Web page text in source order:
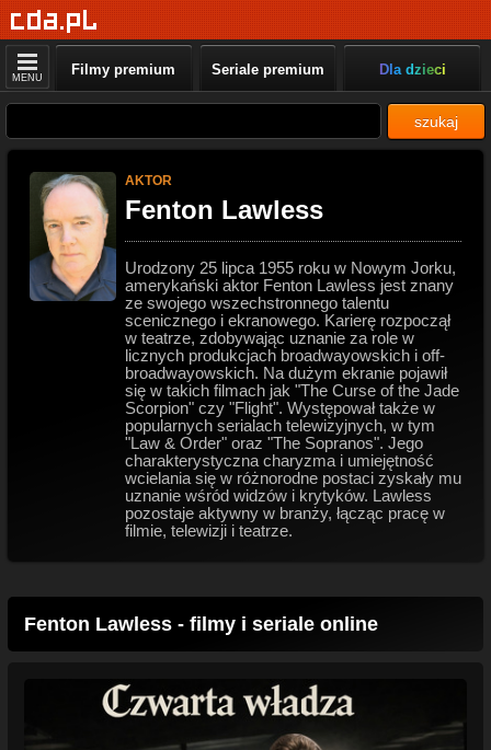
MENU Filmy premium Seriale premium Dla dzieci
szukaj
AKTOR
Fenton Lawless
Urodzony 25 lipca 1955 roku w Nowym Jorku,
amerykański aktor Fenton Lawless jest znany
ze swojego wszechstronnego talentu
scenicznego i ekranowego. Karierę rozpoczął
w teatrze, zdobywając uznanie za role w
licznych produkcjach broadwayowskich i off-
broadwayowskich. Na dużym ekranie pojawił
się w takich filmach jak "The Curse of the Jade
Scorpion" czy "Flight". Występował także w
popularnych serialach telewizyjnych, w tym
"Law & Order" oraz "The Sopranos". Jego
charakterystyczna charyzma i umiejętność
wcielania się w różnorodne postaci zyskały mu
uznanie wśród widzów i krytyków. Lawless
pozostaje aktywny w branży, łącząc pracę w
filmie, telewizji i teatrze.
Fenton Lawless - filmy i seriale online